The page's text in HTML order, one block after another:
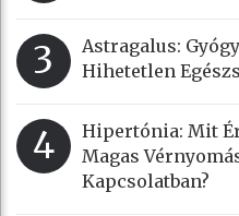
3
Astragalus:
Hihetetlen
4
Hipertónia: Mit
Magas
Kapcsolatban?